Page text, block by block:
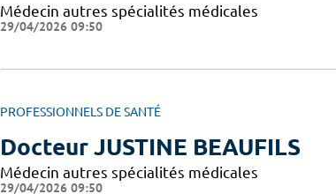
Médecin autres spécialités médicales
29/04/2026 09:50
PROFESSIONNELS DE SANTÉ
Docteur JUSTINE BEAUFILS
Médecin autres spécialités médicales
29/04/2026 09:50